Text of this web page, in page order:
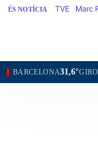
ÉS NOTÍCIA TVE Marc
31,6°GIRONA36,7°LLEIDA